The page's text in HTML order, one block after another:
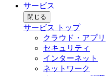
サービス
閉じる
サービス トップ
クラウド・アプリ
セキュリティ
インターネット
ネットワーク